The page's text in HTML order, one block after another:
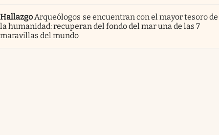
Hallazgo Arqueólogos se encuentran con el mayor tesoro de
la humanidad: recuperan del fondo del mar una de las 7
maravillas del mundo